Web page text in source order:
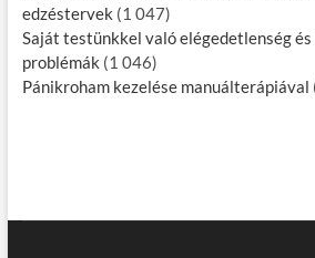
edzéstervek (1 047)
Saját testünkkel való elégedetlenség és
problémák (1 046)
Pánikroham kezelése manuálterápiával